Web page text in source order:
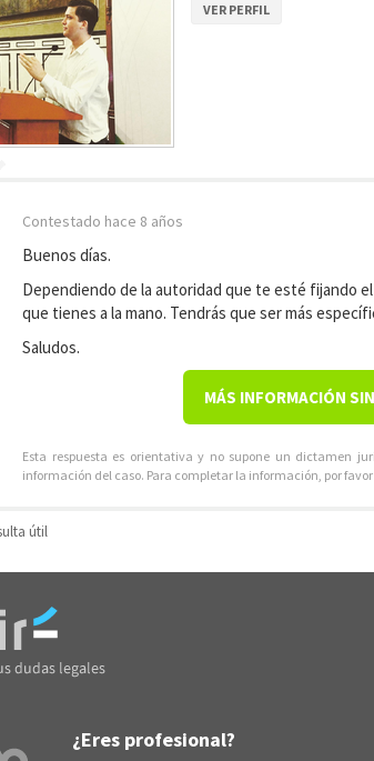
VER PERFIL
Contestado hace 8 años
Buenos días.
Dependiendo de la autoridad que te esté fijando
que tienes a la mano. Tendrás que ser más
Saludos.
MÁS INFORMACIÓN
Esta respuesta es orientativa y no supone un dictamen
información del caso. Para completar la información, por favor
útil
¿Eres profesional?